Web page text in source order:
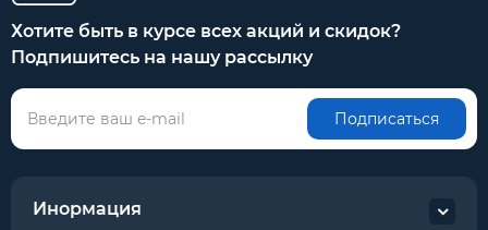
Хотите быть в курсе всех акций и скидок?
Подпишитесь на нашу рассылку
Подписаться
Инормация